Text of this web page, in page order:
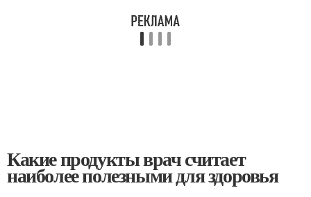
Какие продукты врач считает
наиболее полезными для здоровья